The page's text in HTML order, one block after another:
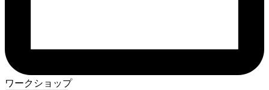
ワークショップ